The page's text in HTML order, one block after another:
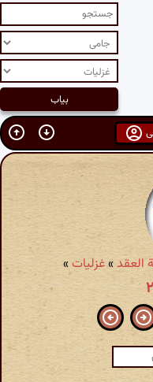
العقد»غزلیات »